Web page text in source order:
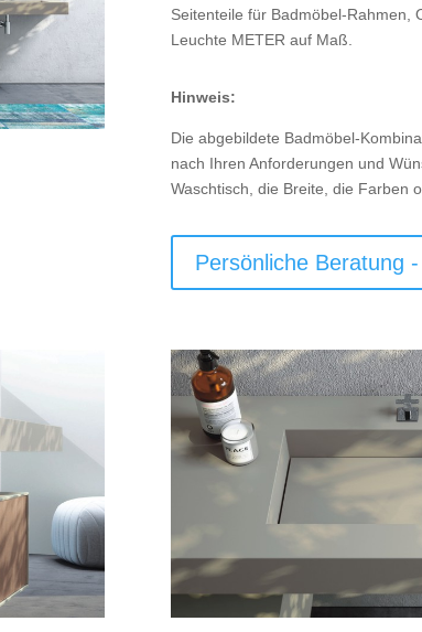
Seitenteile für Badmöbel-Rahmen,
Leuchte METER auf Maß.
Hinweis:
Die abgebildete Badmöbel-
nach Ihren Anforderungen und
Waschtisch, die Breite, die Farben
Persönliche Beratung